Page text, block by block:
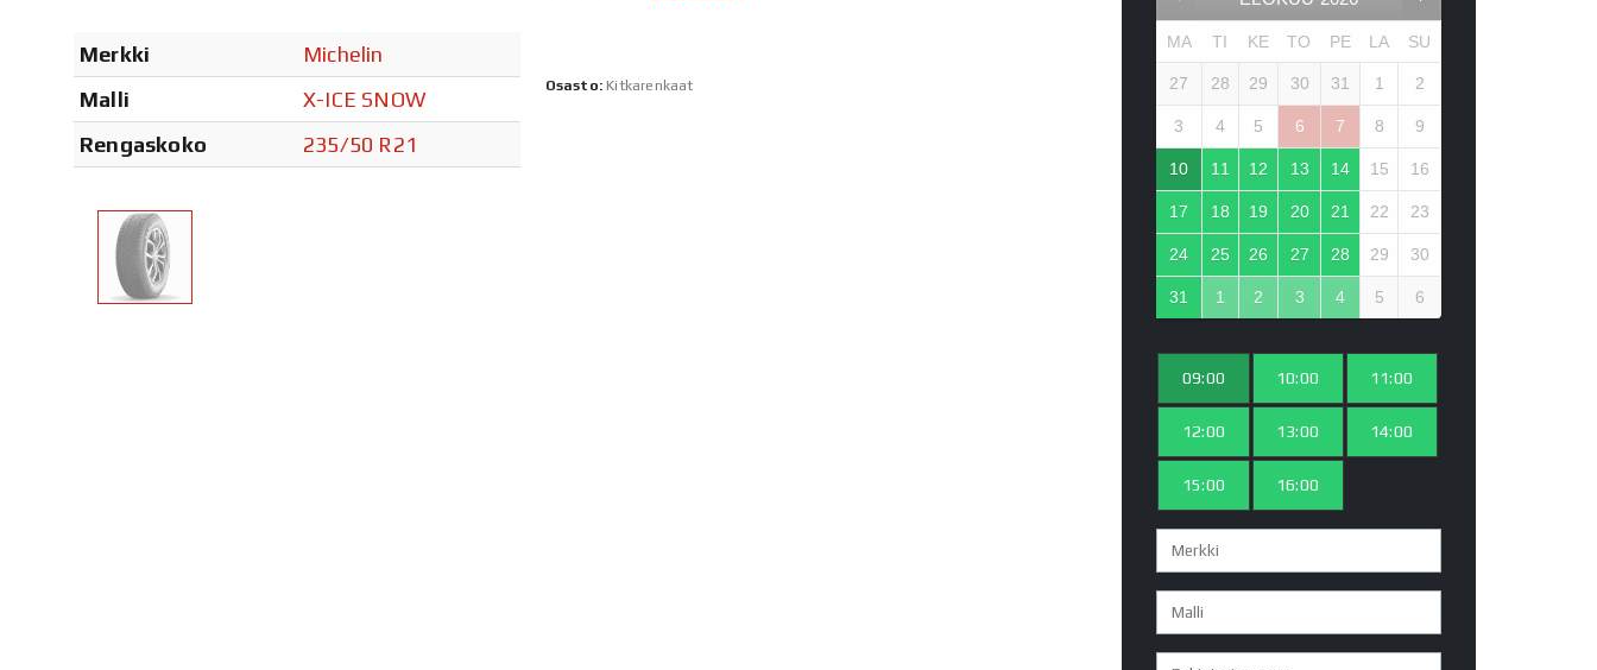
Merkki
Michelin
Malli
X-ICE SNOW
Rengaskoko
235/50 R21
Osasto: Kitkarenkaat
MA TI KE TO PE LA SU
27 28 29 30 31 1 2
3 4 5 6 7 8 9
10 11 12 13 14 15 16
17 18 19 20 21 22 23
24 25 26 27 28 29 30
31 1 2 3 4 5 6
09:00 10:00 11:00
12:00 13:00 14:00
15:00 16:00